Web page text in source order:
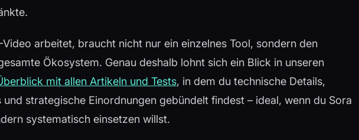
arbeitet, braucht nicht nur ein einzelnes Tool, sondern den
Ökosystem. Genau deshalb lohnt sich ein Blick in unseren
mit allen Artikeln und Tests, in dem du technische Details,
strategische Einordnungen gebündelt findest – ideal, wenn du Sora
systematisch einsetzen willst.